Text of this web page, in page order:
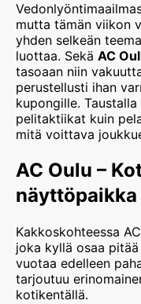
mutta tämän viikon
yhden selkeän
luottaa. Sekä AC
tasoaan niin
perustellusti ihan
kupongille.
pelitaktiikat kuin
mitä voittava
AC Oulu –
näyttöpaikka
Kakkoskohteessa
joka kyllä osaa
vuotaa edelleen
tarjoutuu
kotikentällä.